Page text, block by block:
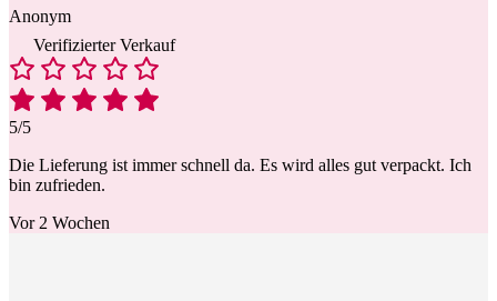
Anonym
Verifizierter Verkauf
5/5
Die Lieferung ist immer schnell da. Es wird alles gut verpackt. Ich
bin zufrieden.
Vor 2 Wochen